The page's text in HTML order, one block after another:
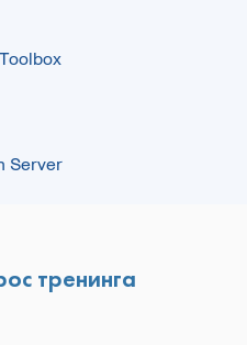
Server
тренинга